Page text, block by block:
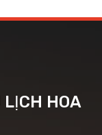
LỊCH HOA